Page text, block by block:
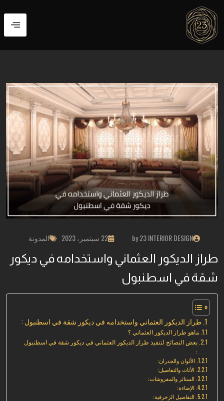
by 23 INTERIOR DESIGN 22 سبتمبر، 2023 المدونة
طراز الديكور العثماني واستخدامه في ديكور
شقة في اسطنبول
طراز الديكور العثماني واستخدامه في ديكور شقة في اسطنبول :
ماهو طراز الديكور العثماني ؟
بعض النصائح لتنفيذ طراز الديكور العثماني في ديكور شقة في اسطنبول
:
الألوان والجدران:
الأثاث والتفاصيل:
الستائر والمفروشات:
الإضاءة:
التفاصيل الزخرفية: